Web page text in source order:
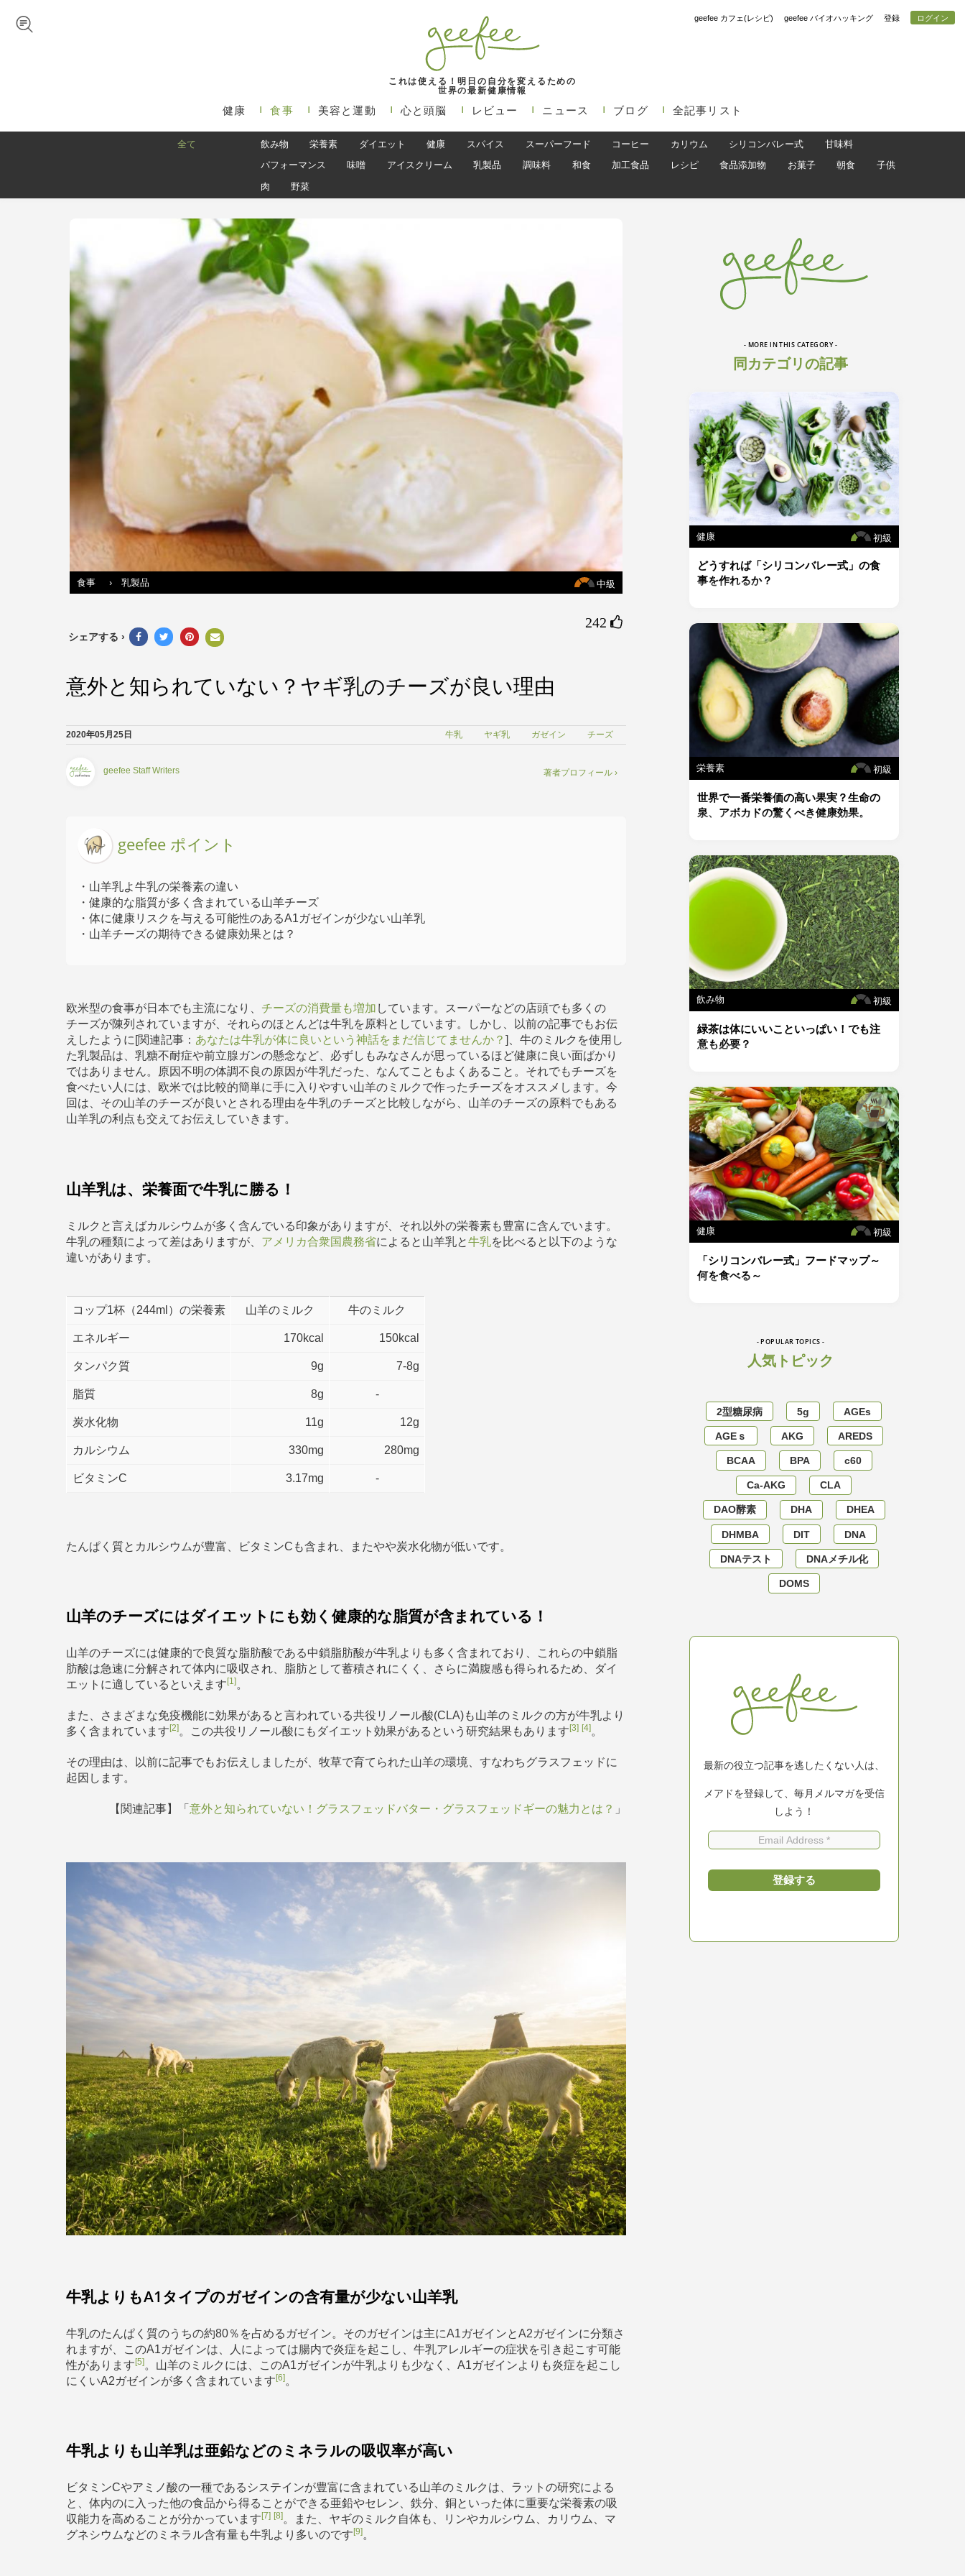
geefee カフェ(レシピ) geefee バイオハッキング 登録 ログイン
これは使える！明日の自分を変えるための
世界の最新健康情報
メインメニュー
健康 食事 美容と運動 心と頭脳 レビュー ニュース ブログ 全記事リスト
全て 飲み物 栄養素 ダイエット 健康 スパイス スーパーフード コーヒー カリウム シリコンバレー式
甘味料
パフォーマンス
味噌 アイスクリーム 乳製品 調味料 和食 加工食品 レシピ 食品添加物 お菓子 朝食
子供
肉
野菜
中級
食事 › 乳製品
242 
シェアする ›
意外と知られていない？ヤギ乳のチーズが良い理由
2020年05月25日 牛乳 ヤギ乳 ガゼイン チーズ
geefee Staff Writers 著者プロフィール ›
geefee ポイント
・山羊乳よ牛乳の栄養素の違い
・健康的な脂質が多く含まれている山羊チーズ
・体に健康リスクを与える可能性のあるA1ガゼインが少ない山羊乳
・山羊チーズの期待できる健康効果とは？
欧米型の食事が日本でも主流になり、チーズの消費量も増加 しています。スーパーなどの店頭でも多くの
チーズが陳列されていますが、それらのほとんどは牛乳を原料としています。しかし、以前の記事でもお伝
えしたように[関連記事： あなたは牛乳が体に良いという神話をまだ信じてませんか？]、牛のミルクを使用し
た乳製品は、乳糖不耐症や前立腺ガンの懸念など、必ずしもみなさんが思っているほど健康に良い面ばかり
ではありません。原因不明の体調不良の原因が牛乳だった、なんてこともよくあること。それでもチーズを
食べたい人には、欧米では比較的簡単に手に入りやすい山羊のミルクで作ったチーズをオススメします。今
回は、その山羊のチーズが良いとされる理由を牛乳のチーズと比較しながら、山羊のチーズの原料でもある
山羊乳の利点も交えてお伝えしていきます。
山羊乳は、栄養面で牛乳に勝る！
ミルクと言えばカルシウムが多く含んでいる印象がありますが、それ以外の栄養素も豊富に含んでいます。
牛乳の種類によって差はありますが、 アメリカ合衆国農務省によると山羊乳と牛乳を比べると以下のような
違いがあります。
コップ1杯（244ml）の栄養素 山羊のミルク 牛のミルク
エネルギー 170kcal 150kcal
タンパク質 9g 7-8g
脂質 8g -
炭水化物 11g 12g
カルシウム 330mg 280mg
ビタミンC 3.17mg -
たんぱく質とカルシウムが豊富、ビタミンCも含まれ、またやや炭水化物が低いです。
山羊のチーズにはダイエットにも効く健康的な脂質が含まれている！
山羊のチーズには健康的で良質な脂肪酸である中鎖脂肪酸が牛乳よりも多く含まれており、これらの中鎖脂
肪酸は急速に分解されて体内に吸収され、脂肪として蓄積されにくく、さらに満腹感も得られるため、ダイ
エットに適しているといえます[1] 。
また、さまざまな免疫機能に効果があると言われている共役リノール酸(CLA)も山羊のミルクの方が牛乳より
多く含まれています[2] 。この共役リノール酸にもダイエット効果があるという研究結果もあります[3] [4] 。
その理由は、以前に記事でもお伝えしましたが、牧草で育てられた山羊の環境、すなわちグラスフェッドに
起因します。
【関連記事】「意外と知られていない！グラスフェッドバター・グラスフェッドギーの魅力とは？ 」
牛乳よりもA1タイプのガゼインの含有量が少ない山羊乳
牛乳のたんぱく質のうちの約80％を占めるガゼイン。そのガゼインは主にA1ガゼインとA2ガゼインに分類さ
れますが、このA1ガゼインは、人によっては腸内で炎症を起こし、牛乳アレルギーの症状を引き起こす可能
性があります[5] 。山羊のミルクには、このA1ガゼインが牛乳よりも少なく、A1ガゼインよりも炎症を起こし
にくいA2ガゼインが多く含まれています[6] 。
牛乳よりも山羊乳は亜鉛などのミネラルの吸収率が高い
ビタミンCやアミノ酸の一種であるシステインが豊富に含まれている山羊のミルクは、ラットの研究による
と、体内のに入った他の食品から得ることができる亜鉛やセレン、鉄分、銅といった体に重要な栄養素の吸
収能力を高めることが分かっています[7] [8] 。また、ヤギのミルク自体も、リンやカルシウム、カリウム、マ
グネシウムなどのミネラル含有量も牛乳より多いのです[9] 。
- MORE IN THIS CATEGORY -
同カテゴリの記事
初級
健康
どうすれば「シリコンバレー式」の食
事を作れるか？
初級
栄養素
世界で一番栄養価の高い果実？生命の
泉、アボカドの驚くべき健康効果。
初級
飲み物
緑茶は体にいいこといっぱい！でも注
意も必要？
初級
健康
「シリコンバレー式」フードマップ～
何を食べる～
- POPULAR TOPICS -
人気トピック
2型糖尿病 5g AGEs
AGEｓ AKG AREDS
BCAA BPA c60
Ca-AKG CLA
DAO酵素 DHA DHEA
DHMBA DIT DNA
DNAテスト DNAメチル化
DOMS
最新の役立つ記事を逃したくない人は、
メアドを登録して、毎月メルマガを受信
しよう！